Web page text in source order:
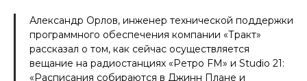
Александр Орлов, инженер технической поддержки
программного обеспечения компании «Тракт»
рассказал о том, как сейчас осуществляется
вещание на радиостанциях «Ретро FM» и Studio 21:
«Расписания собираются в Джинн Плане и